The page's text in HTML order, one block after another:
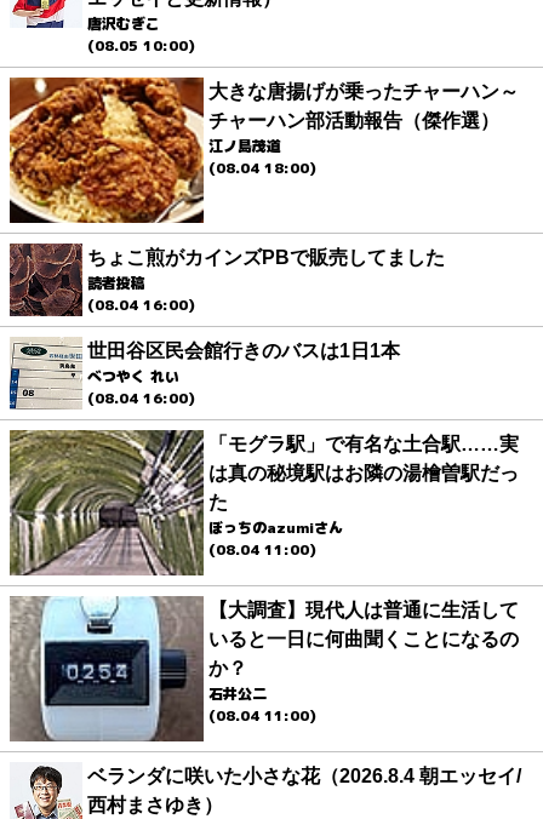
唐沢むぎこ
(08.05 10:00)
大きな唐揚げが乗ったチャーハン～
チャーハン部活動報告（傑作選）
江ノ島茂道
(08.04 18:00)
ちょこ煎がカインズPBで販売してました
読者投稿
(08.04 16:00)
世田谷区民会館行きのバスは1日1本
べつやく れい
(08.04 16:00)
「モグラ駅」で有名な土合駅……実
は真の秘境駅はお隣の湯檜曽駅だっ
た
ぼっちのazumiさん
(08.04 11:00)
【大調査】現代人は普通に生活して
いると一日に何曲聞くことになるの
か？
石井公二
(08.04 11:00)
ベランダに咲いた小さな花（2026.8.4 朝エッセイ/
西村まさゆき）